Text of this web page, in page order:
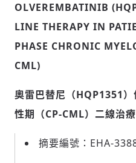
OLVEREMBATINIB
LINE THERAPY IN
PHASE CHRONIC
CML)
奧雷巴替尼（HQP1351
性期（CP-CML）二線治
摘要編號：EHA-